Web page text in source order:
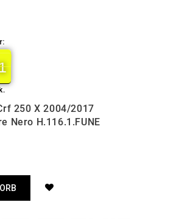
250 X 2004/2017
Nero H.116.1.FUNE